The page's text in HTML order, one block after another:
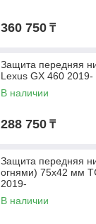
360 750 ₸
Защита передняя
Lexus GX 460 2019-
В наличии
288 750 ₸
Защита передняя
огнями) 75х42 мм
2019-
В наличии